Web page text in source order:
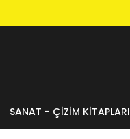
SANAT - ÇİZİM KİTAPLARI